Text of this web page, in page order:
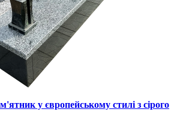
у європейському стилі з сірого